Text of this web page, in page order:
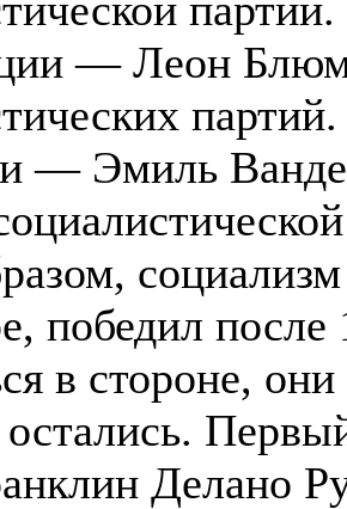
— Леон Блюм
партий.
— Эмиль
победил
в стороне,
Делано